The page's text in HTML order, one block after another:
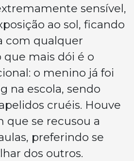
sensível,
ao sol, ficando
com qualquer
que mais dói é o
o menino já foi
na escola, sendo
cruéis. Houve
que se recusou a
preferindo se
dos outros.